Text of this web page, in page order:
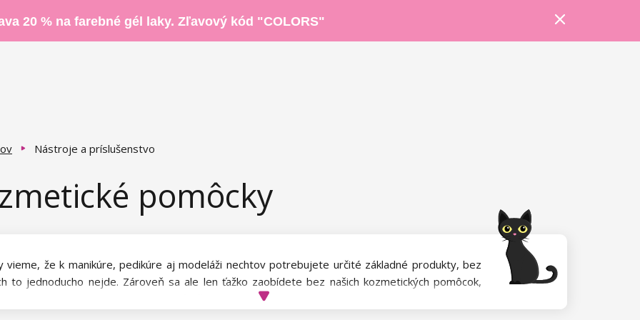
20 % na farebné gél laky. Zľavový kód "COLORS"
Nástroje a príslušenstvo
pomôcky
vieme, že k manikúre, pedikúre aj modeláži nechtov potrebujete určité základné produkty, bez
to jednoducho nejde. Zároveň sa ale len ťažko zaobídete bez našich kozmetických pomôcok,